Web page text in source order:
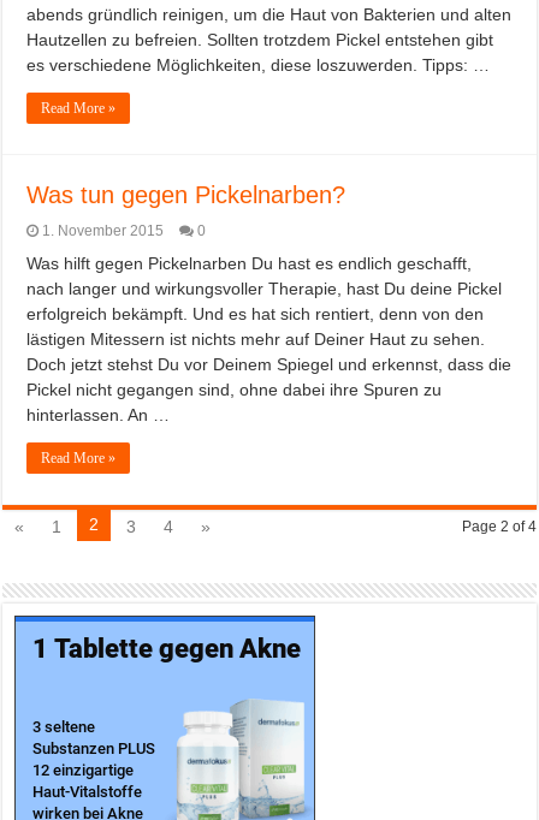
abends gründlich reinigen, um die Haut von Bakterien und alten
Hautzellen zu befreien. Sollten trotzdem Pickel entstehen gibt
es verschiedene Möglichkeiten, diese loszuwerden. Tipps: …
Read More »
Was tun gegen Pickelnarben?
1. November 2015 0
Was hilft gegen Pickelnarben Du hast es endlich geschafft,
nach langer und wirkungsvoller Therapie, hast Du deine Pickel
erfolgreich bekämpft. Und es hat sich rentiert, denn von den
lästigen Mitessern ist nichts mehr auf Deiner Haut zu sehen.
Doch jetzt stehst Du vor Deinem Spiegel und erkennst, dass die
Pickel nicht gegangen sind, ohne dabei ihre Spuren zu
hinterlassen. An …
Read More »
Page 2 of 4
« 1 2 3 4 »